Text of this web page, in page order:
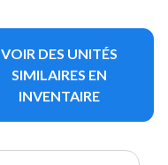
VOIR DES UNITÉS
SIMILAIRES EN
INVENTAIRE